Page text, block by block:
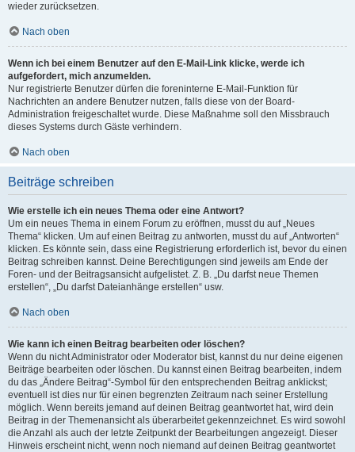
wieder zurücksetzen.
Nach oben
Wenn ich bei einem Benutzer auf den E-Mail-Link klicke, werde ich
aufgefordert, mich anzumelden.
Nur registrierte Benutzer dürfen die foreninterne E-Mail-Funktion für
Nachrichten an andere Benutzer nutzen, falls diese von der Board-
Administration freigeschaltet wurde. Diese Maßnahme soll den Missbrauch
dieses Systems durch Gäste verhindern.
Nach oben
Beiträge schreiben
Wie erstelle ich ein neues Thema oder eine Antwort?
Um ein neues Thema in einem Forum zu eröffnen, musst du auf „Neues
Thema“ klicken. Um auf einen Beitrag zu antworten, musst du auf „Antworten“
klicken. Es könnte sein, dass eine Registrierung erforderlich ist, bevor du einen
Beitrag schreiben kannst. Deine Berechtigungen sind jeweils am Ende der
Foren- und der Beitragsansicht aufgelistet. Z. B. „Du darfst neue Themen
erstellen“, „Du darfst Dateianhänge erstellen“ usw.
Nach oben
Wie kann ich einen Beitrag bearbeiten oder löschen?
Wenn du nicht Administrator oder Moderator bist, kannst du nur deine eigenen
Beiträge bearbeiten oder löschen. Du kannst einen Beitrag bearbeiten, indem
du das „Ändere Beitrag“-Symbol für den entsprechenden Beitrag anklickst;
eventuell ist dies nur für einen begrenzten Zeitraum nach seiner Erstellung
möglich. Wenn bereits jemand auf deinen Beitrag geantwortet hat, wird dein
Beitrag in der Themenansicht als überarbeitet gekennzeichnet. Es wird sowohl
die Anzahl als auch der letzte Zeitpunkt der Bearbeitungen angezeigt. Dieser
Hinweis erscheint nicht, wenn noch niemand auf deinen Beitrag geantwortet